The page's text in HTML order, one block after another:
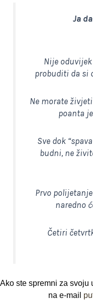
Ja
Nije
probuditi da si
Ne morate
poanta
Sve dok
budni, ne
Prvo polijetanje
naredno
Četiri
Ako ste spremni za svoju
na e-mail